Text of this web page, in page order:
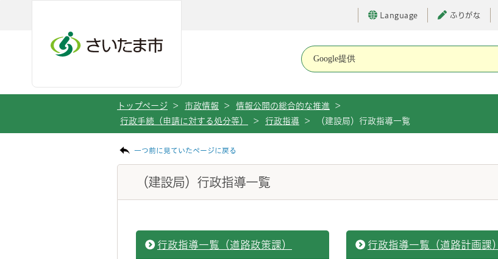
Language ふりがな
トップページ > 市政情報 > 情報公開の総合的な推進
>
行政手続（申請に対する処分等）
> 行政指導 > （建設局）行政指導一覧
一つ前に見ていたページに戻る
（建設局）行政指導一覧
行政指導一覧（道路政策課） 行政指導一覧（道路計画課）